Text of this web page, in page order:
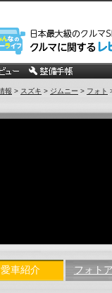
報 > スズキ > ジムニー > フォト
愛車紹介 フォト